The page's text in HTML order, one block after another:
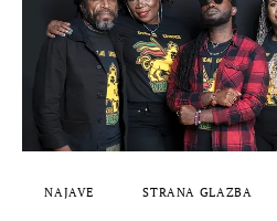
STRANA GLAZBA
FILM
MUSIC BOX
NAJAVE STRANA GLAZBA